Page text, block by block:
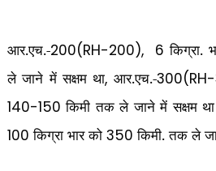
आर.एच.-200(RH-200), 6 किग्रा.
ले जाने में सक्षम था, आर.एच.-
140-150 किमी तक ले जाने में सक्षम
100 किग्रा भार को 350 किमी. तक ले